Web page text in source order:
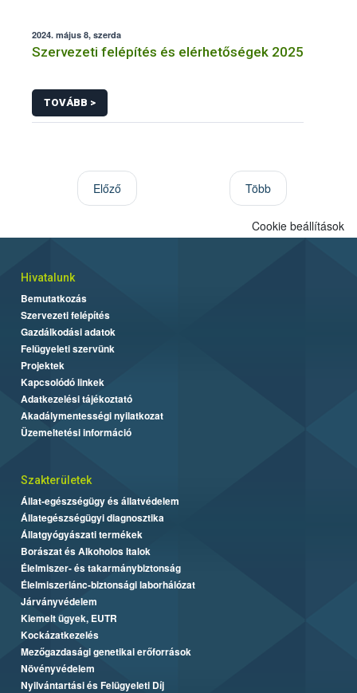
2024. május 8, szerda
Szervezeti felépítés és elérhetőségek 2025
TOVÁBB >
Előző Több
Cookie beállítások
Hivatalunk
Bemutatkozás
Szervezeti felépítés
Gazdálkodási adatok
Felügyeleti szervünk
Projektek
Kapcsolódó linkek
Adatkezelési tájékoztató
Akadálymentességi nyilatkozat
Üzemeltetési információ
Szakterületek
Állat-egészségügy és állatvédelem
Állategészségügyi diagnosztika
Állatgyógyászati termékek
Borászat és Alkoholos Italok
Élelmiszer- és takarmánybiztonság
Élelmiszerlánc-biztonsági laborhálózat
Járványvédelem
Kiemelt ügyek, EUTR
Kockázatkezelés
Mezőgazdasági genetikai erőforrások
Növényvédelem
Nyilvántartási és Felügyeleti Díj